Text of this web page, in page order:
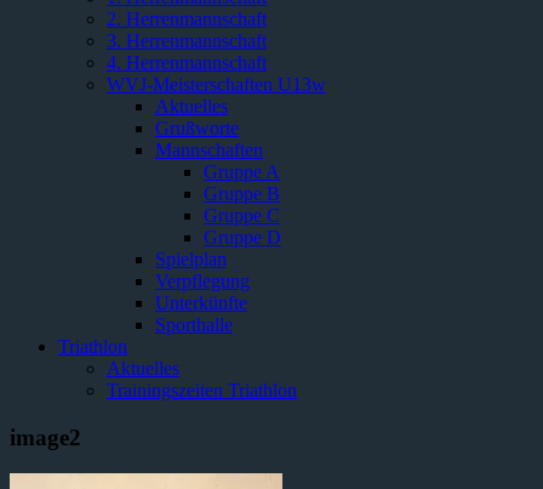
2. Herrenmannschaft
3. Herrenmannschaft
4. Herrenmannschaft
WVJ-Meisterschaften U13w
Aktuelles
Grußworte
Mannschaften
Gruppe A
Gruppe B
Gruppe C
Gruppe D
Spielplan
Verpflegung
Unterkünfte
Sporthalle
Triathlon
Aktuelles
Trainingszeiten Triathlon
image2